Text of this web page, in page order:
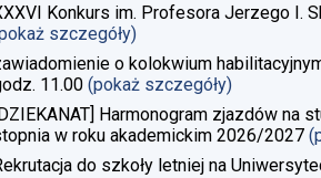
Konkurs im. Profesora Jerzego I.
szczegóły)
o kolokwium
11.00 (pokaż szczegóły)
Harmonogram zjazdów na
w roku akademickim 2026/2027
do szkoły letniej na